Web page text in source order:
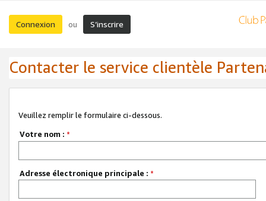
Connexion ou S’inscrire
Contacter le service clientèle
Veuillez remplir le formulaire ci-dessous.
Votre nom : *
Adresse électronique principale : *